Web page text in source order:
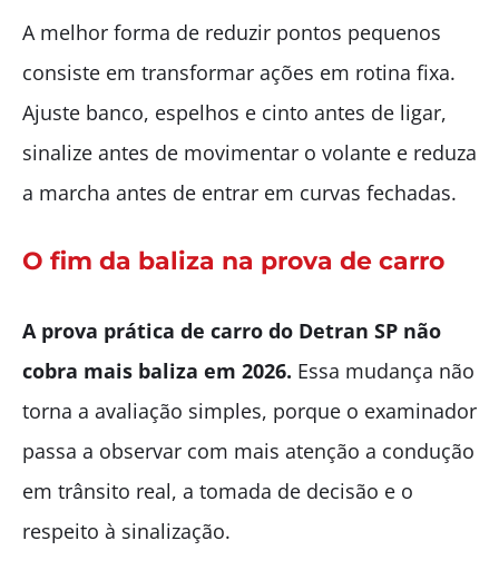
A melhor forma de reduzir pontos pequenos
consiste em transformar ações em rotina fixa.
Ajuste banco, espelhos e cinto antes de ligar,
sinalize antes de movimentar o volante e reduza
a marcha antes de entrar em curvas fechadas.
O fim da baliza na prova de carro
A prova prática de carro do Detran SP não
cobra mais baliza em 2026. Essa mudança não
torna a avaliação simples, porque o examinador
passa a observar com mais atenção a condução
em trânsito real, a tomada de decisão e o
respeito à sinalização.